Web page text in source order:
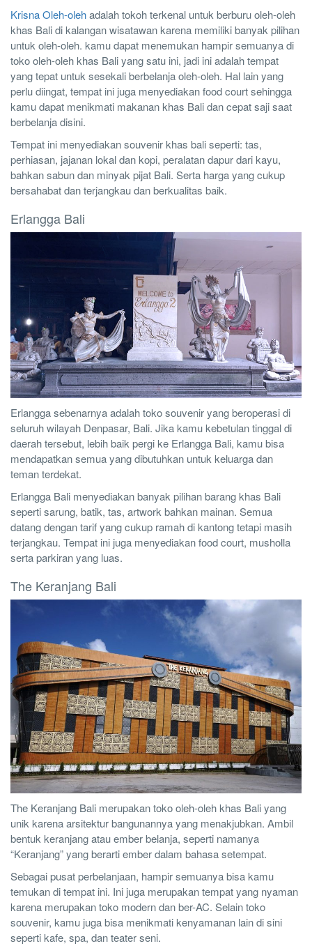
Krisna Oleh-olehadalah tokoh terkenal untuk berburu oleh-oleh
khas Bali di kalangan wisatawan karena memiliki banyak pilihan
untuk oleh-oleh. kamu dapat menemukan hampir semuanya di
toko oleh-oleh khas Bali yang satu ini, jadi ini adalah tempat
yang tepat untuk sesekali berbelanja oleh-oleh. Hal lain yang
perlu diingat, tempat ini juga menyediakan food court sehingga
kamu dapat menikmati makanan khas Bali dan cepat saji saat
berbelanja disini.
Tempat ini menyediakan souvenir khas bali seperti: tas,
perhiasan, jajanan lokal dan kopi, peralatan dapur dari kayu,
bahkan sabun dan minyak pijat Bali. Serta harga yang cukup
bersahabat dan terjangkau dan berkualitas baik.
Erlangga Bali
Erlangga sebenarnya adalah toko souvenir yang beroperasi di
seluruh wilayah Denpasar, Bali. Jika kamu kebetulan tinggal di
daerah tersebut, lebih baik pergi ke Erlangga Bali, kamu bisa
mendapatkan semua yang dibutuhkan untuk keluarga dan
teman terdekat.
Erlangga Bali menyediakan banyak pilihan barang khas Bali
seperti sarung, batik, tas, artwork bahkan mainan. Semua
datang dengan tarif yang cukup ramah di kantong tetapi masih
terjangkau. Tempat ini juga menyediakan food court, musholla
serta parkiran yang luas.
The Keranjang Bali
The Keranjang Bali merupakan toko oleh-oleh khas Bali yang
unik karena arsitektur bangunannya yang menakjubkan. Ambil
bentuk keranjang atau ember belanja, seperti namanya
“Keranjang” yang berarti ember dalam bahasa setempat.
Sebagai pusat perbelanjaan, hampir semuanya bisa kamu
temukan di tempat ini. Ini juga merupakan tempat yang nyaman
karena merupakan toko modern dan ber-AC. Selain toko
souvenir, kamu juga bisa menikmati kenyamanan lain di sini
seperti kafe, spa, dan teater seni.